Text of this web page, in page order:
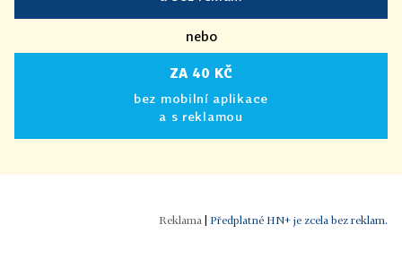
nebo
ZA 40 KČ
bez mobilní aplikace
a s reklamou
Předplatné HN+ je zcela bez reklam.